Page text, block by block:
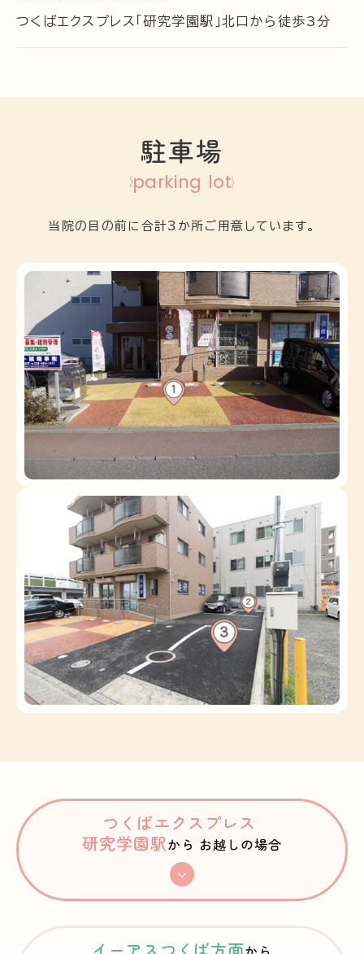
つくばエクスプレス「研究学園駅」北口から徒歩3分
駐車場
parking lot
当院の目の前に合計3か所ご用意しています。
つくばエクスプレス
研究学園駅から お越しの場合
イーアスつくば方面